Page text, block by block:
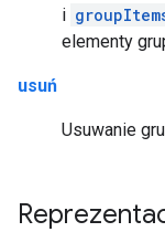
i
elementy
usuń
Usuwanie